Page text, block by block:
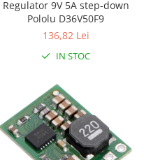
Regulator 9V 5A step-down
Pololu D36V50F9
136,82 Lei
IN STOC